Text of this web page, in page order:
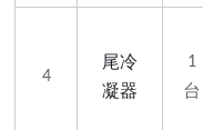
4
尾冷
凝器
1
台